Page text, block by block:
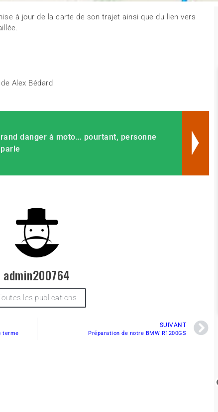
à jour de la carte de son trajet ainsi que du lien vers
Alex Bédard
danger à moto… pourtant, personne
admin200764
les publications
terme
SUIVANT
Préparation de notre BMW R1200GS